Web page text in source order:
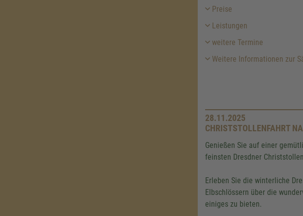
Preise
Leistungen
weitere Termine
Weitere Informationen zur
28.11.2025
CHRISTSTOLLENFAHRT
Genießen Sie auf einer
feinsten Dresdner
Erleben Sie die winterliche
Elbschlössern über die
einiges zu bieten.